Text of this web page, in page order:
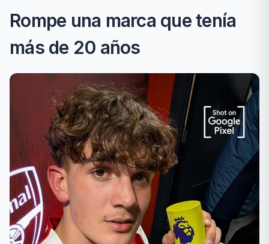
Rompe una marca que tenía
más de 20 años